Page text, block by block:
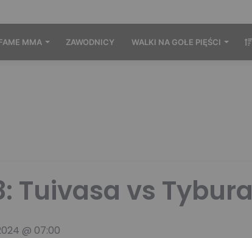
MMA ZAWODNICY WALKI NA GOŁE PIĘŚCI
Tuivasa vs Tybura
@ 07:00